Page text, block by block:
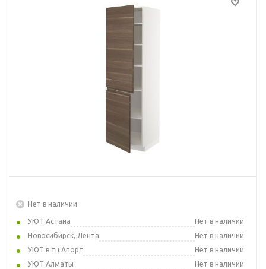
Нет в наличии
УЮТ Астана
Нет в наличии
Новосибирск, Лента
Нет в наличии
УЮТ в тц Апорт
Нет в наличии
УЮТ Алматы
Нет в наличии